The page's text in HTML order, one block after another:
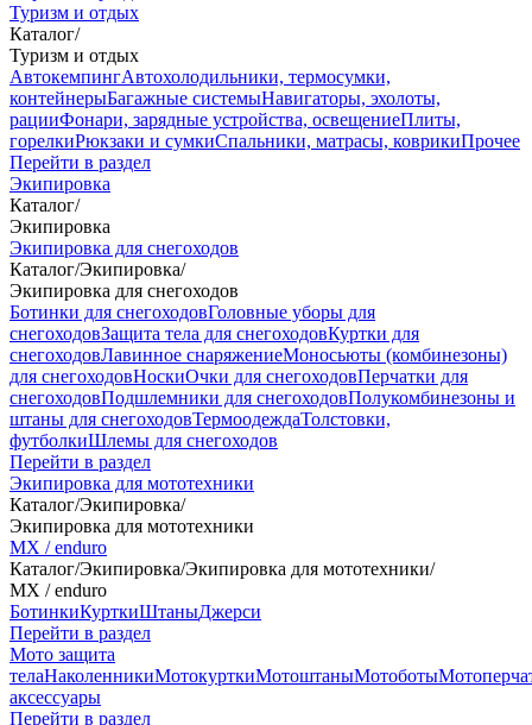
Туризм и отдых
Каталог/
Туризм и отдых
АвтокемпингАвтохолодильники, термосумки,
контейнерыБагажные системыНавигаторы, эхолоты,
рацииФонари, зарядные устройства, освещениеПлиты,
горелкиРюкзаки и сумкиСпальники, матрасы, коврикиПрочее
Перейти в раздел
Экипировка
Каталог/
Экипировка
Экипировка для снегоходов
Каталог/Экипировка/
Экипировка для снегоходов
Ботинки для снегоходовГоловные уборы для
снегоходовЗащита тела для снегоходовКуртки для
снегоходовЛавинное снаряжениеМоносьюты (комбинезоны)
для снегоходовНоскиОчки для снегоходовПерчатки для
снегоходовПодшлемники для снегоходовПолукомбинезоны и
штаны для снегоходовТермоодеждаТолстовки,
футболкиШлемы для снегоходов
Перейти в раздел
Экипировка для мототехники
Каталог/Экипировка/
Экипировка для мототехники
MX / enduro
Каталог/Экипировка/Экипировка для мототехники/
MX / enduro
БотинкиКурткиШтаныДжерси
Перейти в раздел
Мото защита
телаНаколенникиМотокурткиМотоштаныМотоботы
аксессуары
Перейти в раздел